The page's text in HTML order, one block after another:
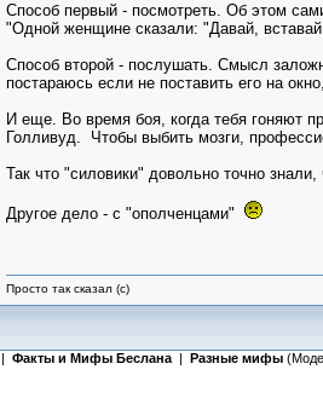
Способ первый - посмотреть. Об этом
"Одной женщине сказали: "Давай,
Способ второй - послушать. Смысл
постараюсь если не поставить его на
И еще. Во время боя, когда тебя гоняют
Голливуд. Чтобы выбить мозги,
Так что "силовики" довольно точно
Другое дело - с "ополченцами"
Просто так сказал (с)
Факты и Мифы Беслана| Разные мифы